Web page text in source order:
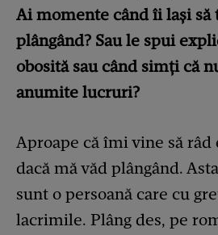
Ai momente când îi lași să
plângând? Sau le spui
obosită sau când simți că
anumite lucruri?
Aproape că îmi vine să
dacă mă văd plângând.
sunt o persoană care cu
lacrimile. Plâng des, pe